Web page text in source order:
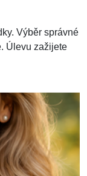
Výběr správné
Úlevu zažijete